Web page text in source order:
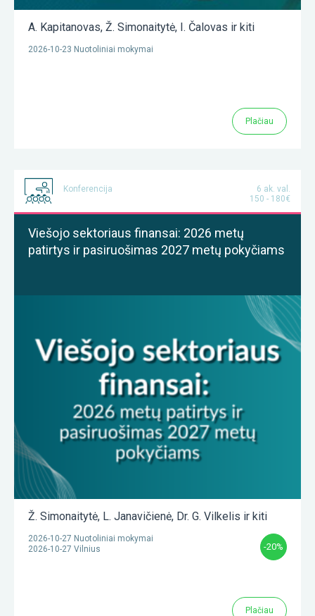
A. Kapitanovas, Ž. Simonaitytė, I. Čalovas ir kiti
2026-10-23 Nuotoliniai mokymai
Plačiau
Konferencija
6 ak. val.
150 - 180€
Viešojo sektoriaus finansai: 2026 metų
patirtys ir pasiruošimas 2027 metų pokyčiams
Ž. Simonaitytė, L. Janavičienė, Dr. G. Vilkelis ir kiti
2026-10-27 Nuotoliniai mokymai
2026-10-27 Vilnius
-20%
Plačiau